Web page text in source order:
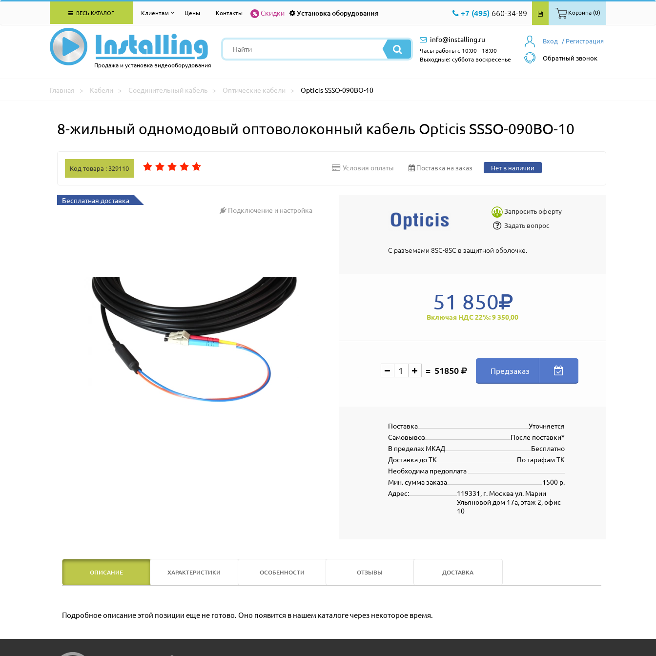
ВЕСЬ КАТАЛОГ Клиентам Цены Контакты Скидки Установка оборудования +7 (495) 660-34-89 Корзина (0)
Продажа и установка видеооборудования
Вход / Регистрация
Обратный звонок
info@installing.ru
Часы работы с 10:00 - 18:00
Выходные: суббота воскресенье
Главная Кабели Соединительный кабель Оптические кабели Opticis SSSO-090BO-10
8-жильный одномодовый оптоволоконный кабель Opticis SSSO-090BO-10
Код товара : 329110 Условия оплаты Поставка на заказ Нет в наличии
Бесплатная доставка
Подключение и настройка
Запросить оферту
Задать вопрос
С разъемами 8SC-8SC в защитной оболочке.
51 850
Включая НДС 22%: 9 350,00
51850 Предзаказ
Уточняется
Поставка
После поставки*
Самовывоз
Бесплатно
В пределах МКАД
По тарифам ТК
Доставка до ТК
Необходима предоплата
1500 р.
Мин. сумма заказа
119331, г. Москва ул. Марии
Ульяновой дом 17а, этаж 2, офис
10
Адрес:
ОПИСАНИЕ ХАРАКТЕРИСТИКИ ОСОБЕННОСТИ ОТЗЫВЫ ДОСТАВКА
Подробное описание этой позиции еще не готово. Оно появится в нашем каталоге через некоторое время.